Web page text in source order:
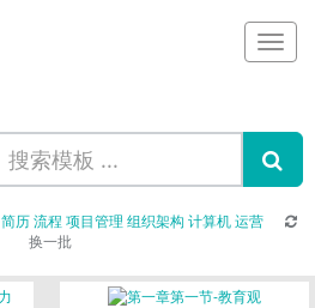
简历流程 项目管理 组织架构 计算机运营
换一批